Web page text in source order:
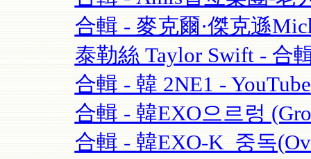
合輯 - 麥克爾·傑克遜
泰勒絲 Taylor Swift - 合
合輯 - 韓 2NE1 - YouTube
合輯 - 韓EXO으르렁
合輯 - 韓EXO-K_중독